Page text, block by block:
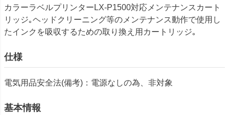
カラーラベルプリンターLX-P1500対応メンテナンスカート
リッジ｡ヘッドクリーニング等のメンテナンス動作で使用し
たインクを吸収するための取り換え用カートリッジ｡
仕様
電気用品安全法(備考)：電源なしの為、非対象
基本情報